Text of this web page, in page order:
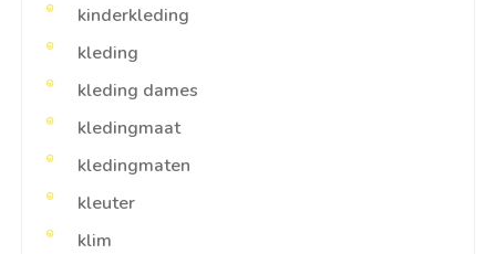
kinderkleding
kleding
kleding dames
kledingmaat
kledingmaten
kleuter
klim